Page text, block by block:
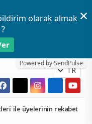
olarak almak
Powered by SendPulse
×
TR
ile üyelerinin rekabet